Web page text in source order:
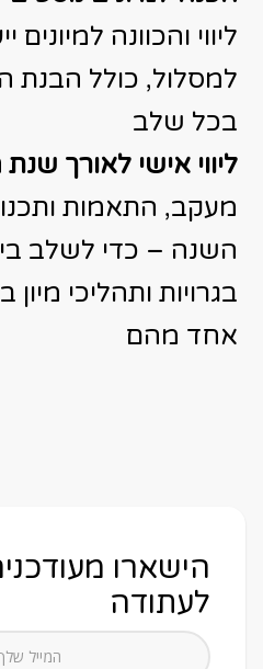
ליווי והכוונה
למסלול, כולל הבנת
בכל שלב
ליווי אישי לאורך שנת
מעקב, התאמות
השנה – כדי לשלב
בגרויות ותהליכי
אחד מהם
הישארו
לעתודה